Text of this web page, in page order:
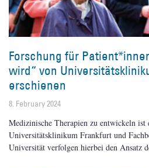
Forschung für
wird“ von
erschienen
8. February 2024
Medizinische Therapien zu entwickeln ist
Universitätsklinikum Frankfurt und
Universität verfolgen hierbei den Ansatz